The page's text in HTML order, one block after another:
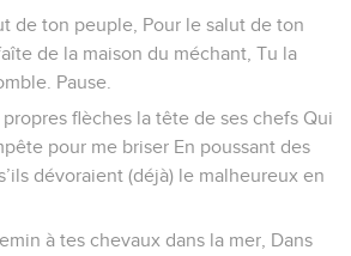
de ton peuple, Pour le salut de ton
de la maison du méchant, Tu la
Pause.
flèches la tête de ses chefs Qui
pour me briser En poussant des
dévoraient (déjà) le malheureux en
à tes chevaux dans la mer, Dans